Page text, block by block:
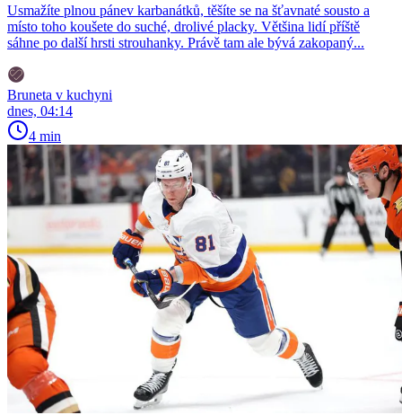
Usmažíte plnou pánev karbanátků, těšíte se na šťavnaté sousto a
místo toho koušete do suché, drolivé placky. Většina lidí příště
sáhne po další hrsti strouhanky. Právě tam ale bývá zakopaný...
Bruneta v kuchyni
dnes, 04:14
4 min